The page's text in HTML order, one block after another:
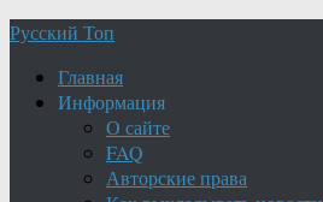
Русский Топ
Главная
Информация
О сайте
FAQ
Авторские права